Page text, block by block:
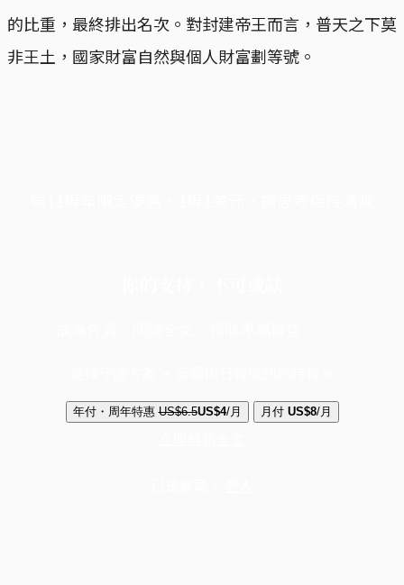
的比重，最終排出名次。對封建帝王而言，普天之下莫
非王土，國家財富自然與個人財富劃等號。
年付・周年特惠 US$6.5US$4/月 月付 US$8/月